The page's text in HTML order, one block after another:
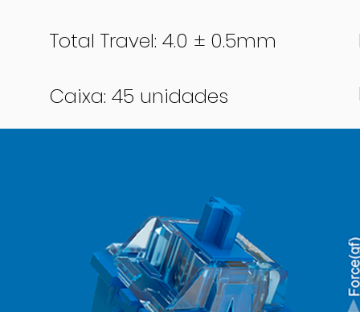
Total Travel: 4.0 ± 0.5mm
Caixa: 45 unidades